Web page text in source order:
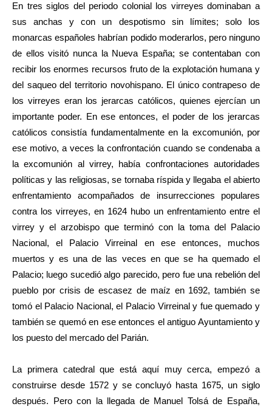
En tres siglos del periodo colonial los virreyes dominaban a
sus anchas y con un despotismo sin límites; solo los
monarcas españoles habrían podido moderarlos, pero ninguno
de ellos visitó nunca la Nueva España; se contentaban con
recibir los enormes recursos fruto de la explotación humana y
del saqueo del territorio novohispano. El único contrapeso de
los virreyes eran los jerarcas católicos, quienes ejercían un
importante poder. En ese entonces, el poder de los jerarcas
católicos consistía fundamentalmente en la excomunión, por
ese motivo, a veces la confrontación cuando se condenaba a
la excomunión al virrey, había confrontaciones autoridades
políticas y las religiosas, se tornaba ríspida y llegaba el abierto
enfrentamiento acompañados de insurrecciones populares
contra los virreyes, en 1624 hubo un enfrentamiento entre el
virrey y el arzobispo que terminó con la toma del Palacio
Nacional, el Palacio Virreinal en ese entonces, muchos
muertos y es una de las veces en que se ha quemado el
Palacio; luego sucedió algo parecido, pero fue una rebelión del
pueblo por crisis de escasez de maíz en 1692, también se
tomó el Palacio Nacional, el Palacio Virreinal y fue quemado y
también se quemó en ese entonces el antiguo Ayuntamiento y
los puesto del mercado del Parián.
La primera catedral que está aquí muy cerca, empezó a
construirse desde 1572 y se concluyó hasta 1675, un siglo
después. Pero con la llegada de Manuel Tolsá de España,